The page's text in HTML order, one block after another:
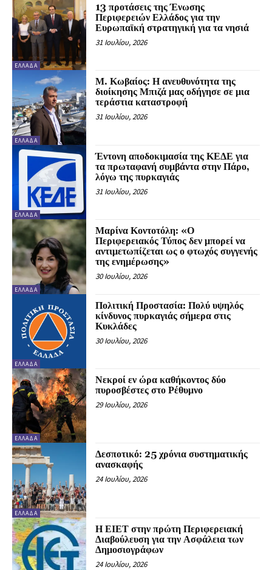
ΕΛΛΆΔΑ
13 προτάσεις της Ένωσης
Περιφερειών Ελλάδος για την
Ευρωπαϊκή στρατηγική για τα νησιά
31 Ιουλίου, 2026
ΕΛΛΆΔΑ
Μ. Κωβαίος: Η ανευθυνότητα της
διοίκησης Μπιζά μας οδήγησε σε μια
τεράστια καταστροφή
31 Ιουλίου, 2026
ΕΛΛΆΔΑ
Έντονη αποδοκιμασία της ΚΕΔΕ για
τα πρωταφανή συμβάντα στην Πάρο,
λόγω της πυρκαγιάς
31 Ιουλίου, 2026
ΕΛΛΆΔΑ
Μαρίνα Κοντοτόλη: «Ο
Περιφερειακός Τύπος δεν μπορεί να
αντιμετωπίζεται ως ο φτωχός συγγενής
της ενημέρωσης»
30 Ιουλίου, 2026
ΕΛΛΆΔΑ
Πολιτική Προστασία: Πολύ υψηλός
κίνδυνος πυρκαγιάς σήμερα στις
Κυκλάδες
30 Ιουλίου, 2026
ΕΛΛΆΔΑ
Νεκροί εν ώρα καθήκοντος δύο
πυροσβέστες στο Ρέθυμνο
29 Ιουλίου, 2026
ΕΛΛΆΔΑ
Δεσποτικό: 25 χρόνια συστηματικής
ανασκαφής
24 Ιουλίου, 2026
Η ΕΙΕΤ στην πρώτη Περιφερειακή
Διαβούλευση για την Ασφάλεια των
Δημοσιογράφων
24 Ιουλίου, 2026